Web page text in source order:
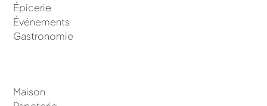
Épicerie
Événements
Gastronomie
Maison